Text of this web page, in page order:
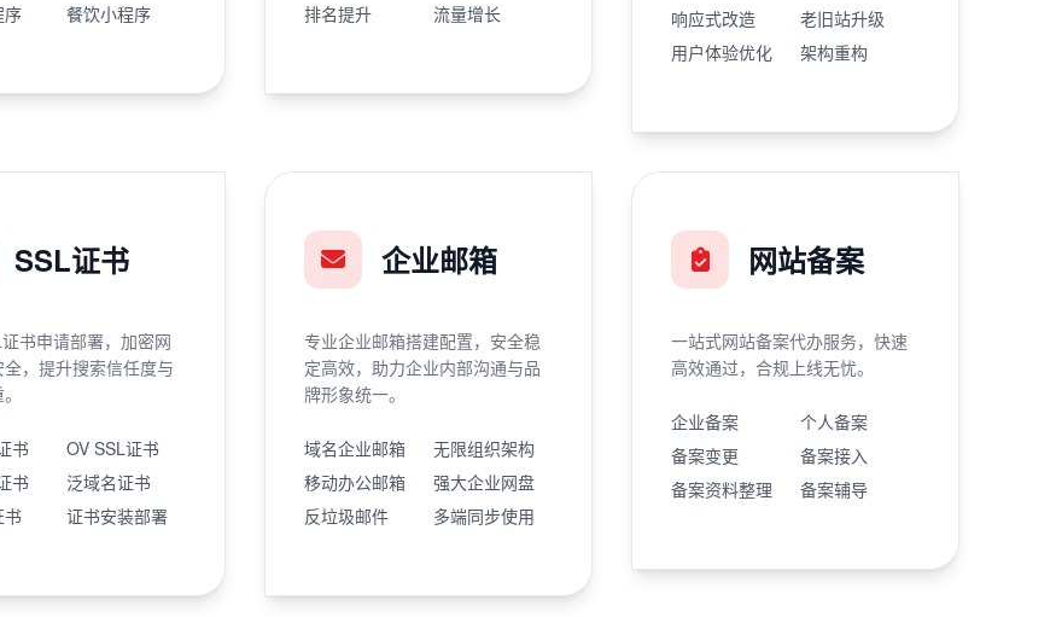
序
餐饮小程序
排名提升
流量增长
响应式改造
老旧站升级
用户体验优化
架构重构
SSL证书
书申请部署，加密网
，提升搜索信任度与
书
OV SSL证书
书
泛域名证书
书
证书安装部署
企业邮箱
专业企业邮箱搭建配置，安全稳
定高效，助力企业内部沟通与品
牌形象统一。
域名企业邮箱
无限组织架构
移动办公邮箱
强大企业网盘
反垃圾邮件
多端同步使用
网站备案
一站式网站备案代办服务，快速
高效通过，合规上线无忧。
企业备案
个人备案
备案变更
备案接入
备案资料整理
备案辅导